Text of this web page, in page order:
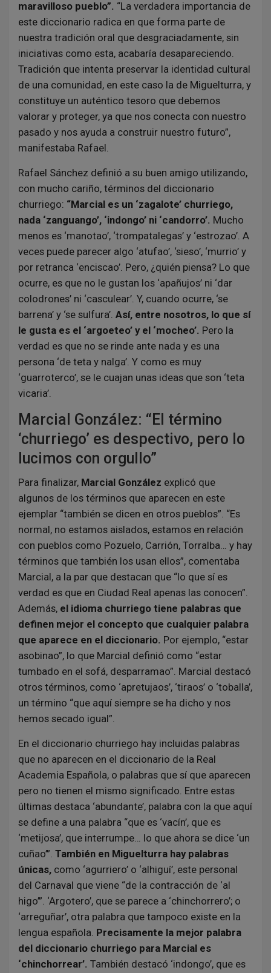
maravilloso pueblo”. “La verdadera importancia de
este diccionario radica en que forma parte de
nuestra tradición oral que desgraciadamente, sin
iniciativas como esta, acabaría desapareciendo.
Tradición que intenta preservar la identidad cultural
de una comunidad, en este caso la de Miguelturra, y
constituye un auténtico tesoro que debemos
valorar y proteger, ya que nos conecta con nuestro
pasado y nos ayuda a construir nuestro futuro”,
manifestaba Rafael.
Rafael Sánchez definió a su buen amigo utilizando,
con mucho cariño, términos del diccionario
churriego: “Marcial es un ‘zagalote’ churriego,
nada ‘zanguango’, ‘indongo’ ni ‘candorro’. Mucho
menos es ‘manotao’, ‘trompatalegas’ y ‘estrozao’. A
veces puede parecer algo ‘atufao’, ‘sieso’, ‘murrio’ y
por retranca ‘enciscao’. Pero, ¿quién piensa? Lo que
ocurre, es que no le gustan los ‘apañujos’ ni ‘dar
colodrones’ ni ‘casculear’. Y, cuando ocurre, ‘se
barrena’ y ‘se sulfura’. Así, entre nosotros, lo que sí
le gusta es el ‘argoeteo’ y el ‘mocheo’. Pero la
verdad es que no se rinde ante nada y es una
persona ‘de teta y nalga’. Y como es muy
‘guarroterco’, se le cuajan unas ideas que son ‘teta
vicaria’.
Marcial González: “El término
‘churriego’ es despectivo, pero lo
lucimos con orgullo”
Para finalizar, Marcial González explicó que
algunos de los términos que aparecen en este
ejemplar “también se dicen en otros pueblos”. “Es
normal, no estamos aislados, estamos en relación
con pueblos como Pozuelo, Carrión, Torralba… y hay
términos que también los usan ellos”, comentaba
Marcial, a la par que destacan que “lo que sí es
verdad es que en Ciudad Real apenas las conocen”.
Además, el idioma churriego tiene palabras que
definen mejor el concepto que cualquier palabra
que aparece en el diccionario. Por ejemplo, “estar
asobinao”, lo que Marcial definió como “estar
tumbado en el sofá, desparramao”. Marcial destacó
otros términos, como ‘apretujaos’, ‘tiraos’ o ‘toballa’,
un término “que aquí siempre se ha dicho y nos
hemos secado igual”.
En el diccionario churriego hay incluidas palabras
que no aparecen en el diccionario de la Real
Academia Española, o palabras que sí que aparecen
pero no tienen el mismo significado. Entre estas
últimas destaca ‘abundante’, palabra con la que aquí
se define a una palabra “que es ‘vacín’, que es
‘metijosa’, que interrumpe… lo que ahora se dice ‘un
cuñao’”. También en Miguelturra hay palabras
únicas, como ‘agurriero’ o ‘alhiguí’, este personal
del Carnaval que viene “de la contracción de ‘al
higo’”. ‘Argotero’, que se parece a ‘chinchorrero’; o
‘arreguñar’, otra palabra que tampoco existe en la
lengua española. Precisamente la mejor palabra
del diccionario churriego para Marcial es
‘chinchorrear’. También destacó ‘indongo’, que es